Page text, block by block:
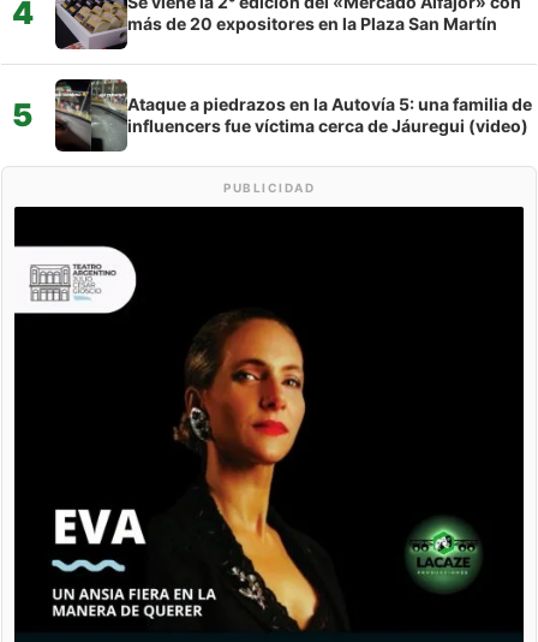
4
más de 20 expositores en la Plaza San Martín
5
Ataque a piedrazos en la Autovía 5: una familia de
influencers fue víctima cerca de Jáuregui (video)
PUBLICIDAD